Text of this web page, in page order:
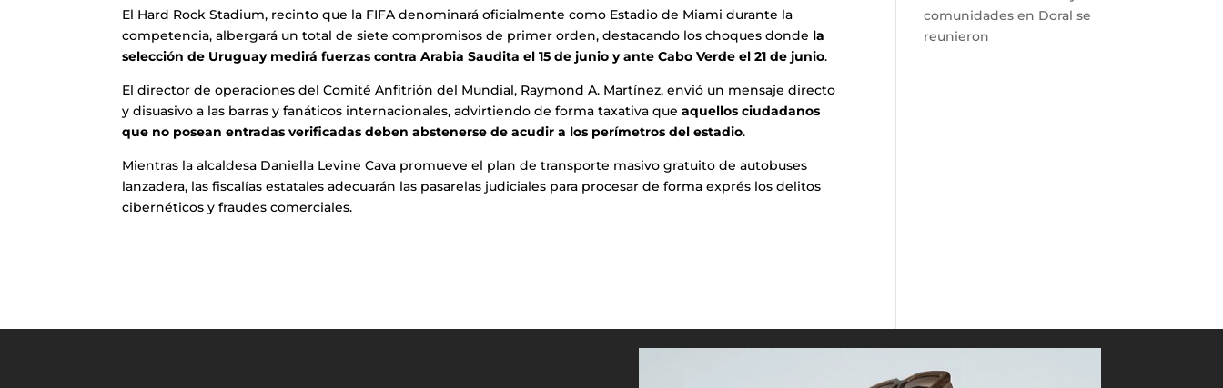
El Hard Rock Stadium, recinto que la FIFA denominará oficialmente como Estadio de Miami durante la
competencia, albergará un total de siete compromisos de primer orden, destacando los choques donde la
selección de Uruguay medirá fuerzas contra Arabia Saudita el 15 de junio y ante Cabo Verde el 21 de junio.
El director de operaciones del Comité Anfitrión del Mundial, Raymond A. Martínez, envió un mensaje directo
y disuasivo a las barras y fanáticos internacionales, advirtiendo de forma taxativa queaquellos ciudadanos
que no posean entradas verificadas deben abstenerse de acudir a los perímetros del estadio.
Mientras la alcaldesa Daniella Levine Cava promueve el plan de transporte masivo gratuito de autobuses
lanzadera, las fiscalías estatales adecuarán las pasarelas judiciales para procesar de forma exprés los delitos
cibernéticos y fraudes comerciales.
comunidades en Doral se
reunieron